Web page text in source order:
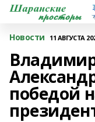
Новости 11 АВГУСТА
победой